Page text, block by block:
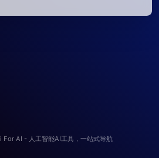
i For AI - 人工智能AI工具，一站式导航